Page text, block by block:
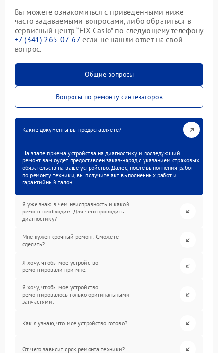
Вы можете ознакомиться с приведенными ниже
часто задаваемыми вопросами, либо обратиться в
сервисный центр “FIX-Casio” по следующему телефону
+7 (341) 265-07-67если не нашли ответ на свой
вопрос.
Общие вопросы
Вопросы по ремонту синтезаторов
Какие документы вы предоставляете?
На этапе приема устройства на диагностику и последующий
ремонт вам будет предоставлен заказ-наряд с указанием страховых
обязательств на ваше устройство. Далее, после выполнения работ
по ремонту техники, вы получите акт выполненных работ и
гарантийный талон.
Я уже знаю в чем неисправность и какой
ремонт необходим. Для чего проводить
диагностику?
Мне нужен срочный ремонт. Сможете
сделать?
Я хочу, чтобы мое устройство
ремонтировали при мне.
Я хочу, чтобы мое устройство
ремонтировалось только оригинальными
запчастями.
Как я узнаю, что мое устройство готово?
От чего зависит срок ремонта техники?